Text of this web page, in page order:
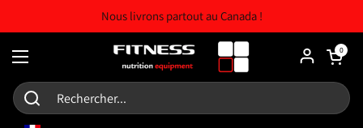
Nous livrons partout au Canada !
Ouvrir le menu
Chariot
0